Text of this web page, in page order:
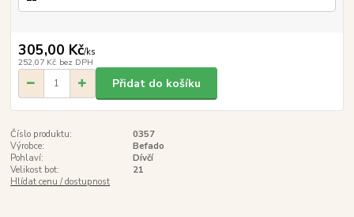
305,00 Kč/ks
252,07 Kč bez DPH
Přidat do košíku
Číslo produktu:
0357
Výrobce:
Befado
Pohlaví:
Dívčí
Velikost bot:
21
Hlídat cenu / dostupnost